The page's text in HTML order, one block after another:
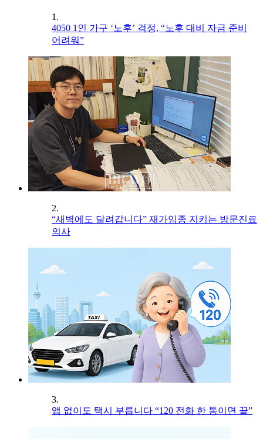
1.
4050 1인 가구 ‘노후’ 걱정, “노후 대비 자금 준비
어려워”
2.
“새벽에도 달려갑니다” 재가임종 지키는 방문진료
의사
3.
앱 없이도 택시 부릅니다 “120 전화 한 통이면 끝”